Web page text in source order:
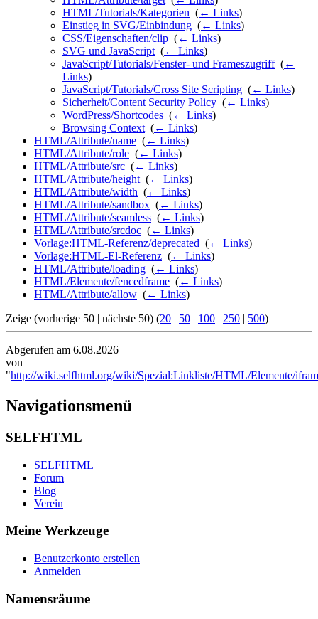
HTML/Tutorials/Kategorien (← Links)
Einstieg in SVG/Einbindung (← Links)
CSS/Eigenschaften/clip (← Links)
SVG und JavaScript (← Links)
JavaScript/Tutorials/Fenster- und Frameszugriff‎ (←
Links)
JavaScript/Tutorials/Cross Site Scripting (← Links)
Sicherheit/Content Security Policy (← Links)
WordPress/Shortcodes (← Links)
Browsing Context (← Links)
HTML/Attribute/name (← Links)
HTML/Attribute/role (← Links)
HTML/Attribute/src (← Links)
HTML/Attribute/height (← Links)
HTML/Attribute/width (← Links)
HTML/Attribute/sandbox (← Links)
HTML/Attribute/seamless (← Links)
HTML/Attribute/srcdoc (← Links)
Vorlage:HTML-Referenz/deprecated (← Links)
Vorlage:HTML-El-Referenz (← Links)
HTML/Attribute/loading (← Links)
HTML/Elemente/fencedframe (← Links)
HTML/Attribute/allow (← Links)
Zeige (vorherige 50 | nächste 50) (20 | 50 | 100 | 250 | 500)
Abgerufen am 6.08.2026
von
"http://wiki.selfhtml.org/wiki/Spezial:Linkliste/HTML/Elemente/
Navigationsmenü
SELFHTML
SELFHTML
Forum
Blog
Verein
Meine Werkzeuge
Benutzerkonto erstellen
Anmelden
Namensräume